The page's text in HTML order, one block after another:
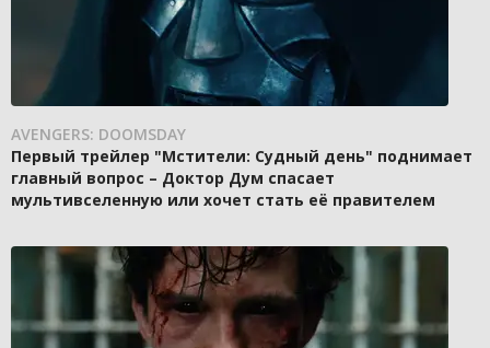
AVENGERS: DOOMSDAY
Первый трейлер "Мстители: Судный день" поднимает
главный вопрос – Доктор Дум спасает
мультивселенную или хочет стать её правителем